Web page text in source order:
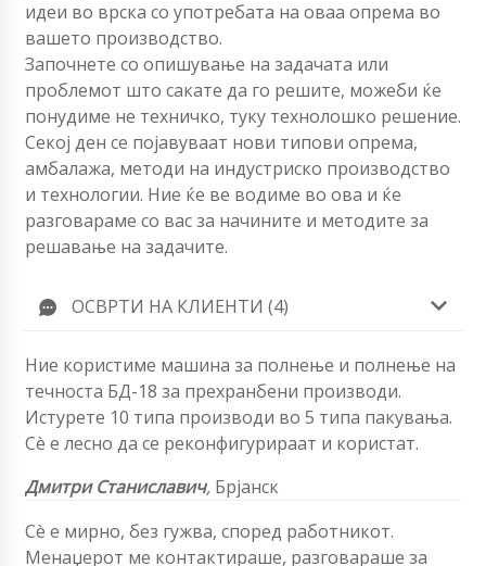
идеи во врска со употребата на оваа опрема во
вашето производство.
Започнете со опишување на задачата или
проблемот што сакате да го решите, можеби ќе
понудиме не техничко, туку технолошко решение.
Секој ден се појавуваат нови типови опрема,
амбалажа, методи на индустриско производство
и технологии. Ние ќе ве водиме во ова и ќе
разговараме со вас за начините и методите за
решавање на задачите.
ОСВРТИ НА КЛИЕНТИ (4)
Ние користиме машина за полнење и полнење на
течноста БД-18 за прехранбени производи.
Истурете 10 типа производи во 5 типа пакувања.
Сè е лесно да се реконфигурираат и користат.
Дмитри Станиславич, Брјанск
Сè е мирно, без гужва, според работникот.
Менаџерот ме контактираше, разговараше за